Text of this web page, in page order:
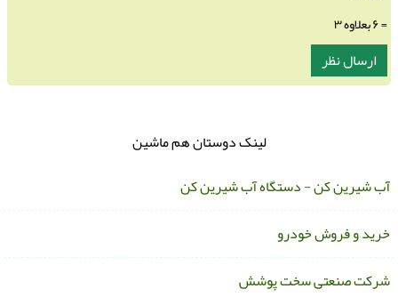
لینک دوستان هم ماشین
شیرین کن - دستگاه آب شیرین کن
و فروش خودرو
صنعتی سخت پوشش